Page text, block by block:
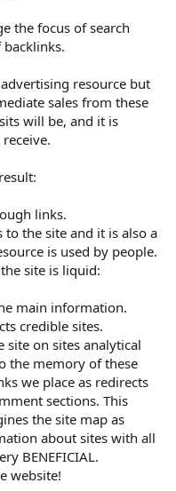
the focus of search
resource but
sales from these
will be, and it is
links.
the site and it is also a
is used by people.
site is liquid:
main information.
credible sites.
site on sites analytical
the memory of these
we place as redirects
sections. This
the site map as
about sites with all
BENEFICIAL.
website!